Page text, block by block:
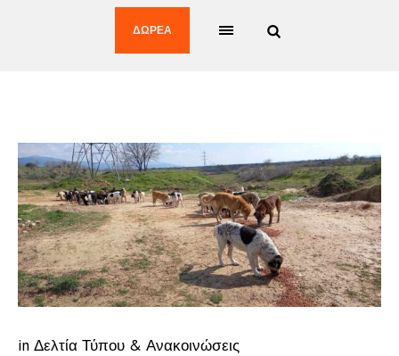
ΔΩΡΕΆ
in Δελτία Τύπου & Ανακοινώσεις